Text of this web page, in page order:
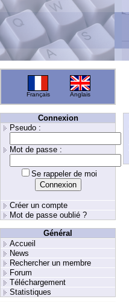
Français Anglais
Connexion
Pseudo :
Mot de passe :
Se rappeler de moi
Créer un compte
Mot de passe oublié ?
Général
Accueil
News
Rechercher un membre
Forum
Téléchargement
Statistiques